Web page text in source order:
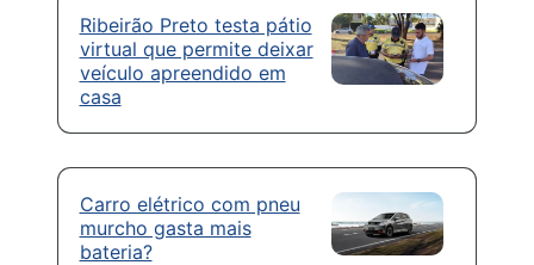
Ribeirão Preto testa pátio
virtual que permite deixar
veículo apreendido em
casa
Carro elétrico com pneu
murcho gasta mais
bateria?